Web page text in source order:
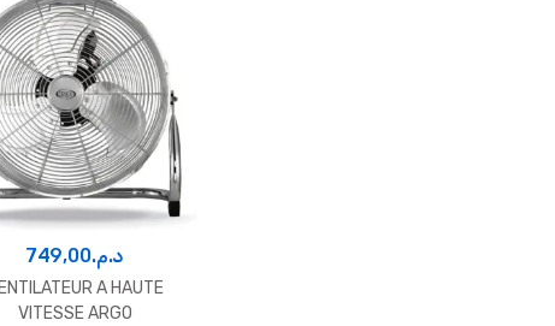
د.م.749,00
A HAUTE
VITESSE ARGO